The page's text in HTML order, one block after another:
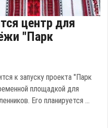
центр для
"Парк
к запуску проекта "Парк
площадкой для
Его планируется ...